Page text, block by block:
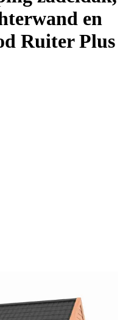
en
Ruiter Plus